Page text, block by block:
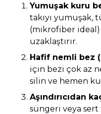
Yumuşak kuru
takıyı yumuşak,
(mikrofiber ideal)
uzaklaştırır.
Hafif nemli bez
için bezi çok az
silin ve hemen
Aşındırıcıdan
süngeri veya sert